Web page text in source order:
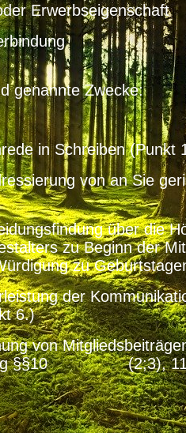
Erwerbseigenschaft
genannte Zwecke:
in Schreiben (Punkt
von an Sie
über die
zu Beginn der
zu Geburtstagen
der
6.)
von
§§10 (2;3),